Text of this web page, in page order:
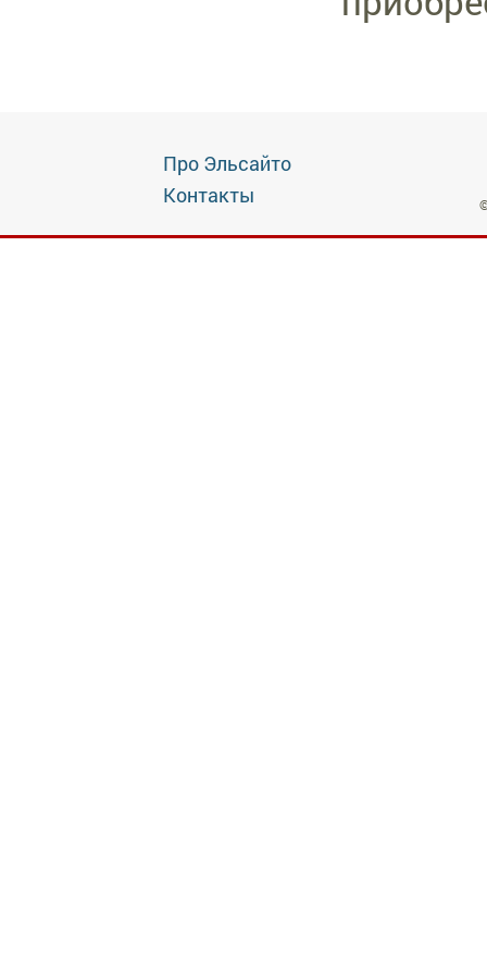
Про Эльсайто
Контакты